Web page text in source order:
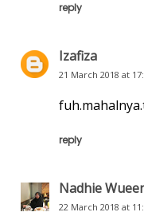
reply
Izafiza
21 March 2018 at
reply
Nadhie
22 March 2018 at